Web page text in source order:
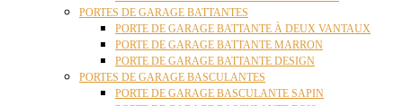
PORTES DE GARAGE BATTANTES
PORTE DE GARAGE BATTANTE À DEUX VANTAUX
PORTE DE GARAGE BATTANTE MARRON
PORTE DE GARAGE BATTANTE DESIGN
PORTES DE GARAGE BASCULANTES
PORTE DE GARAGE BASCULANTE SAPIN